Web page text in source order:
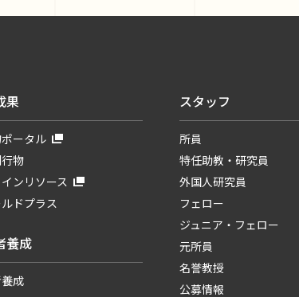
果
ータル
物
ンリソース
ドプラス
養成
成
スタッフ
所員
特任助教・研究員
外国人研究員
フェロー
ジュニア・フェロー
元所員
名誉教授
公募情報